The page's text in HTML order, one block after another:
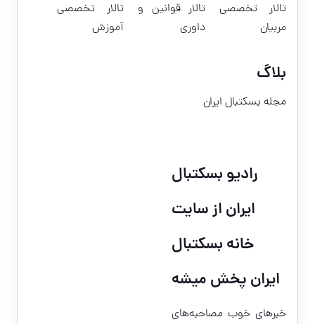
تالار تخصصی
مربیان
تالار قوانین و
داوری
تالار تخصصی
آموزش
بلاگ
مجله بسکتبال ایران
رادیو بسکتبال
ایران از سایت
خانه بسکتبال
ایران پخش میشه
خبر‌های خوب مصاحبه‌های